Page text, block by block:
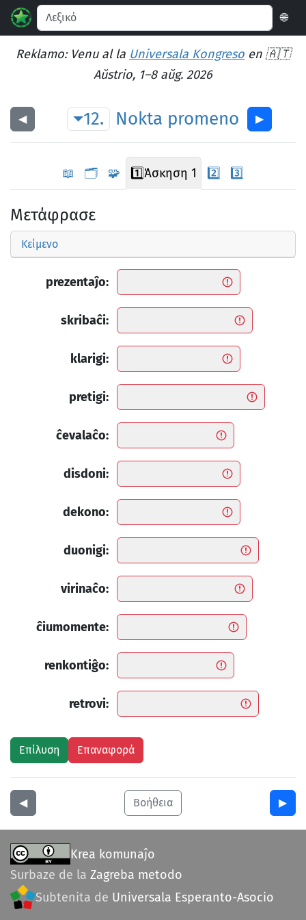
🌐
Reklamo: Venu al la Universala Kongreso en 🇦🇹
Aŭstrio, 1–8 aŭg. 2026
◀︎ 12. Nokta promeno ▶︎
📖 🗂️ 🧩 1️⃣Άσκηση 1 2️⃣ 3️⃣
Μετάφρασε
Κείμενο
prezentaĵo:
skribaĉi:
klarigi:
pretigi:
ĉevalaĉo:
disdoni:
dekono:
duonigi:
virinaĉo:
ĉiumomente:
renkontiĝo:
retrovi:
◀︎ Βοήθεια ▶︎
Krea komunaĵo
Surbaze de la Zagreba metodo
Subtenita de Universala Esperanto-Asocio